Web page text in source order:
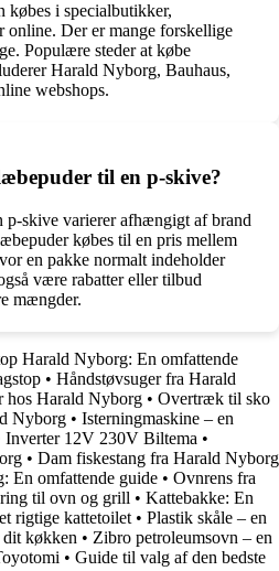
i specialbutikker,
online. Der er mange forskellige
Populære steder at købe
Harald Nyborg, Bauhaus,
webshops.
til en p-skive?
skive varierer afhængigt af brand
købes til en pris mellem
en pakke normalt indeholder
være rabatter eller tilbud
mængder.
Harald Nyborg: En omfattende
• Håndstøvsuger fra Harald
hos Harald Nyborg • Overtræk til sko
Nyborg • Isterningmaskine – en
Inverter 12V 230V Biltema •
• Dam fiskestang fra Harald Nyborg
En omfattende guide • Ovnrens fra
til ovn og grill • Kattebakke: En
rigtige kattetoilet • Plastik skåle – en
køkken • Zibro petroleumsovn – en
• Guide til valg af den bedste